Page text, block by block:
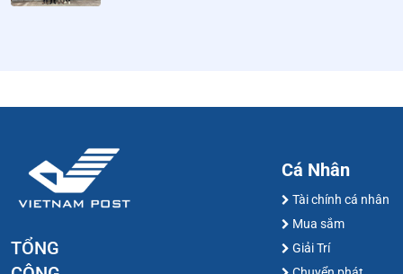
TỔNG
Cá Nhân
Tài chính cá nhân
Mua sắm
Giải Trí